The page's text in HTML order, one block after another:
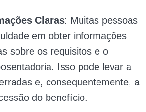
Claras: Muitas pessoas
em obter informações
sobre os requisitos e o
Isso pode levar a
e, consequentemente, a
do benefício.